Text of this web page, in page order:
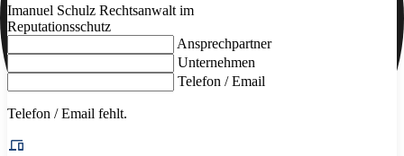
Imanuel Schulz Rechtsanwalt im
Reputationsschutz
Ansprechpartner
Unternehmen
Telefon / Email
Telefon / Email fehlt.